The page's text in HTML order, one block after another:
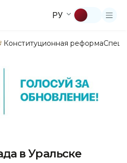
РУ
Конституционная реформа
в Уральске